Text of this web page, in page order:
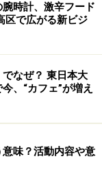
んが朗読した
度に、ナマケモ
リのひとしずく
動した」という
ニアの環境副大
となって、各地
時計、激辛フード
区で広がる新ビジ
でなぜ？ 東日本大
、“カフェ”が増え
味？活動内容や意